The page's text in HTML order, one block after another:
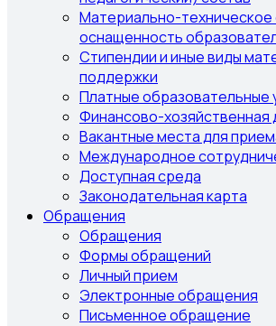
Материально-техническое
оснащенность
Стипендии и иные виды
поддержки
Платные образовательные
Финансово-хозяйственная
Вакантные места для
Международное
Доступная среда
Законодательная карта
Обращения
Обращения
Формы обращений
Личный прием
Электронные обращения
Письменное обращение